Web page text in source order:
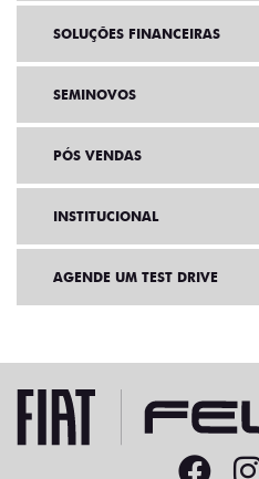
SOLUÇÕES FINANCEIRAS
SEMINOVOS
PÓS VENDAS
INSTITUCIONAL
AGENDE UM TEST DRIVE